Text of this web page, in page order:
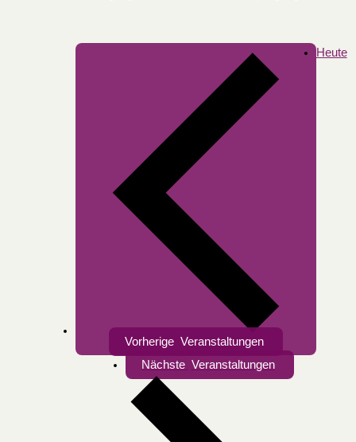
Vorherige Veranstaltungen
Heute
Nächste Veranstaltungen